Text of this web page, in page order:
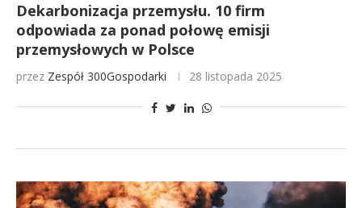
Dekarbonizacja przemysłu. 10 firm
odpowiada za ponad połowę emisji
przemysłowych w Polsce
przez Zespół 300Gospodarki 28 listopada 2025